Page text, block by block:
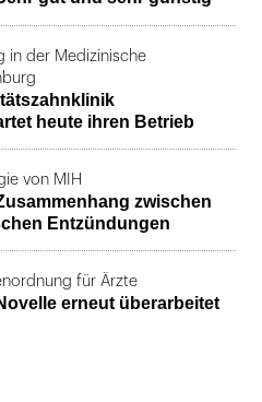
in der Medizinische
heute ihren Betrieb
von MIH
zwischen
Entzündungen
für Ärzte
erneut überarbeitet